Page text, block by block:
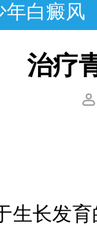
年白癜风
治疗
长发育